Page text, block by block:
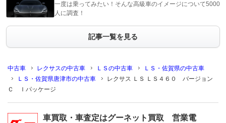
一度は乗ってみたい！そんな高級車のイメージについて5000
人に調査！
記事一覧を見る
中古車 レクサスの中古車 ＬＳの中古車
ＬＳ・佐賀県の中古車
ＬＳ・佐賀県唐津市の中古車
レクサス ＬＳ ＬＳ４６０ バージョン
Ｃ Ｉパッケージ
車買取・車査定はグーネット買取 営業電